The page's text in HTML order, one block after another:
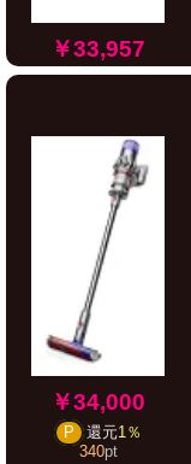
￥33,957
￥34,000
P 還元1％
340pt